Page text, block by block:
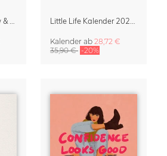
Kalender ab 28,72 €
35,90 € -20%